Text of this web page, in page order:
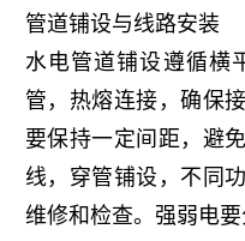
管道铺设与线路安装
水电管道铺设遵循横
管，热熔连接，确保
要保持一定间距，避
线，穿管铺设，不同
维修和检查。强弱电要